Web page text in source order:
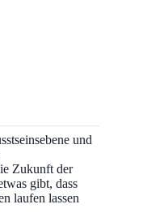
und
Zukunft der
gibt, dass
laufen lassen